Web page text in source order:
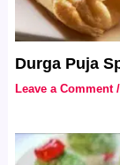
Durga Puja
Leave a Comment